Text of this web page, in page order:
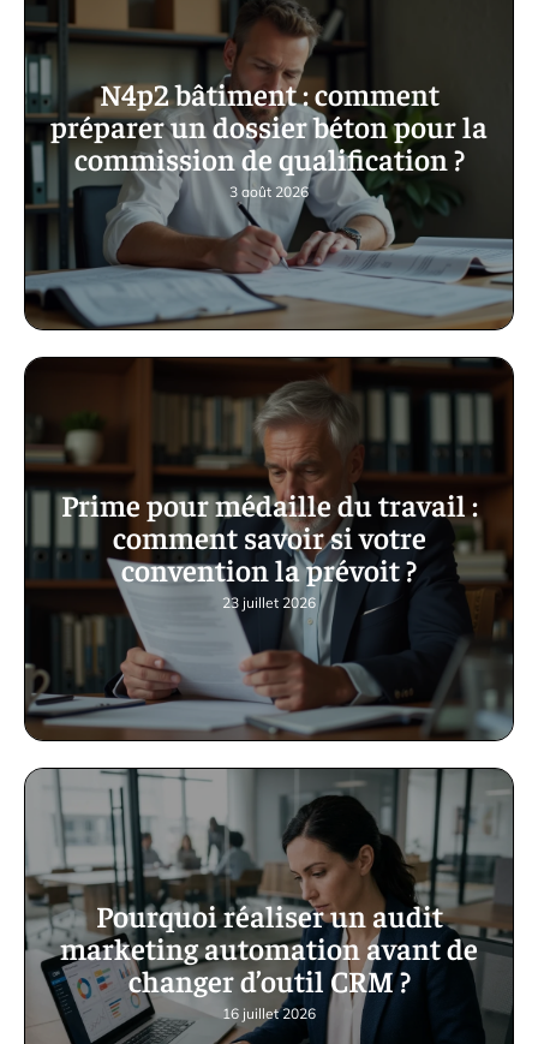
N4p2 bâtiment : comment
préparer un dossier béton pour la
commission de qualification ?
3 août 2026
Prime pour médaille du travail :
comment savoir si votre
convention la prévoit ?
23 juillet 2026
Pourquoi réaliser un audit
marketing automation avant de
changer d’outil CRM ?
16 juillet 2026